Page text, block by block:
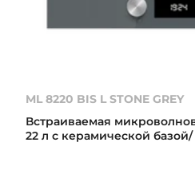
ML 8220 BIS L STONE GREY
Встраиваемая
22 л с керамической